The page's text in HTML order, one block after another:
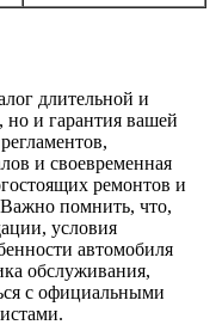
длительной и
и гарантия вашей
и своевременная
ремонтов и
Важно помнить, что,
условия
автомобиля
обслуживания,
с официальными